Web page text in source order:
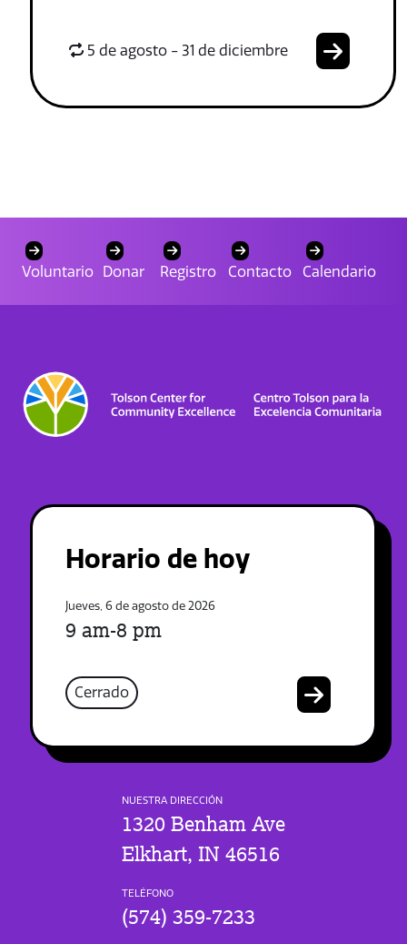
5 de agosto - 31 de diciembre
Voluntario Donar Registro Contacto Calendario
Horario de hoy
Jueves, 6 de agosto de 2026
9 am-8 pm
Cerrado
NUESTRA DIRECCIÓN
1320 Benham Ave
Elkhart, IN 46516
TELÉFONO
(574) 359-7233